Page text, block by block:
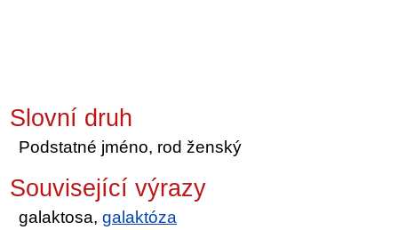
Slovní druh
Podstatné jméno, rod ženský
Související výrazy
galaktosa,galaktóza